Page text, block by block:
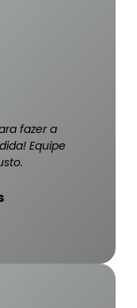
fazer a
Equipe